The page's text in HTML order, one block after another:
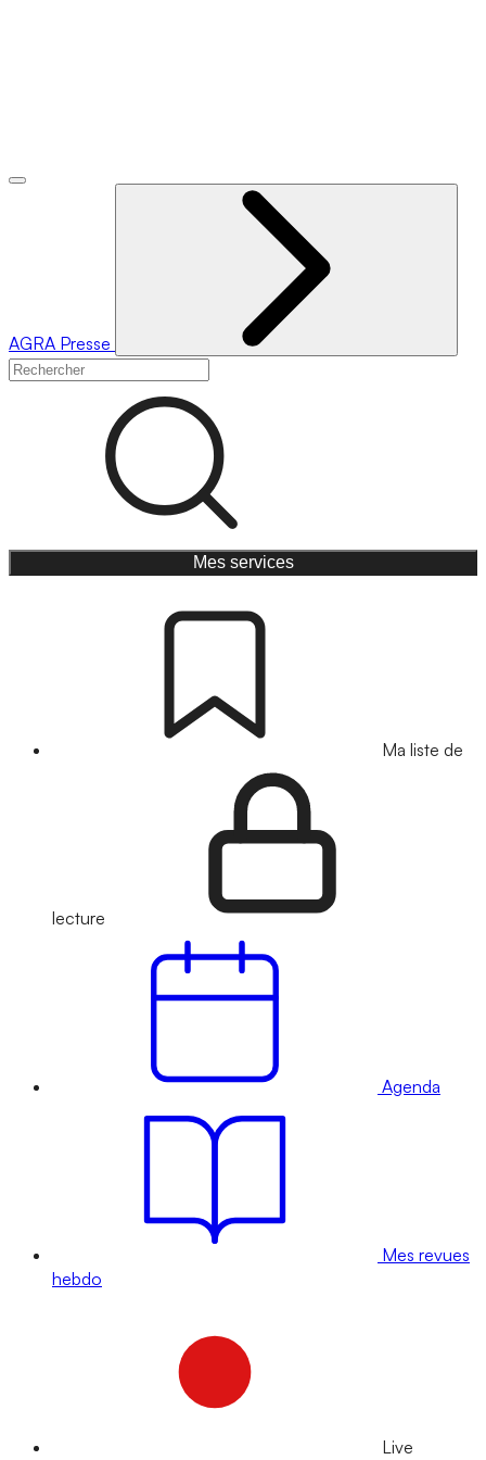
AGRA Presse
Mes services
Ma liste de
lecture
Agenda
Mes revues
hebdo
Live